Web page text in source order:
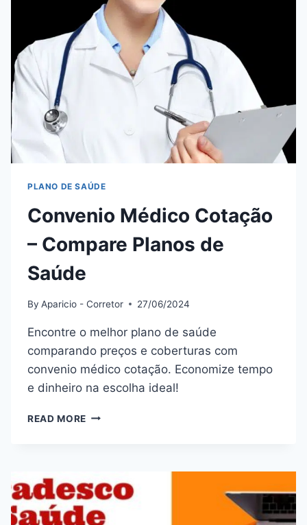
COMPLETO
E
PASSO
A
PASSO
PLANO DE SAÚDE
Convenio Médico Cotação
– Compare Planos de
Saúde
By Aparicio - Corretor 27/06/2024
Encontre o melhor plano de saúde
comparando preços e coberturas com
convenio médico cotação. Economize tempo
e dinheiro na escolha ideal!
READ MORE CONVENIO
PLANOS
DE
SAÚDE